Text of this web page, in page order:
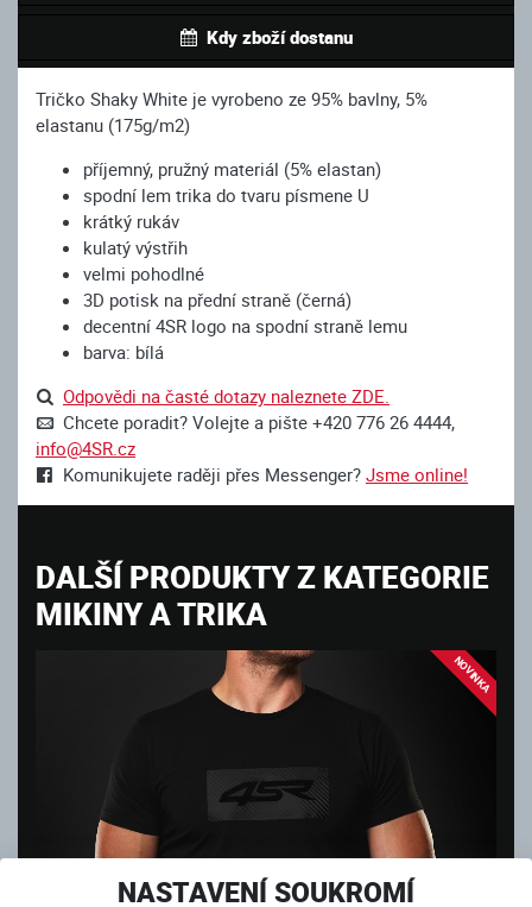
NASTAVENÍ SOUKROMÍ
Kdy zboží dostanu
Tričko Shaky White je vyrobeno ze 95% bavlny, 5%
elastanu (175g/m2)
příjemný, pružný materiál (5% elastan)
spodní lem trika do tvaru písmene U
krátký rukáv
kulatý výstřih
velmi pohodlné
3D potisk na přední straně (černá)
decentní 4SR logo na spodní straně lemu
barva: bílá
Odpovědi na časté dotazy naleznete ZDE.
Chcete poradit? Volejte a pište +420 776 26 4444,
info@4SR.cz
Komunikujete raději přes Messenger? Jsme online!
DALŠÍ PRODUKTY Z KATEGORIE
MIKINY A TRIKA
NOVINKA